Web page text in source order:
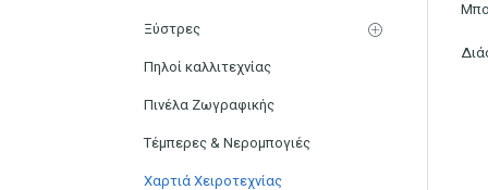
Ξύστρες
Πηλοί καλλιτεχνίας
Πινέλα Ζωγραφικής
Τέμπερες & Νερομπογιές
Χαρτιά Χειροτεχνίας